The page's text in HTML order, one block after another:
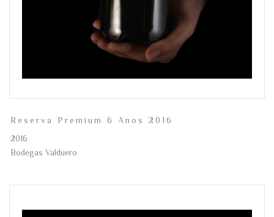
Reserva Premium 6 Anos 2016
2016
Bodegas Valduero